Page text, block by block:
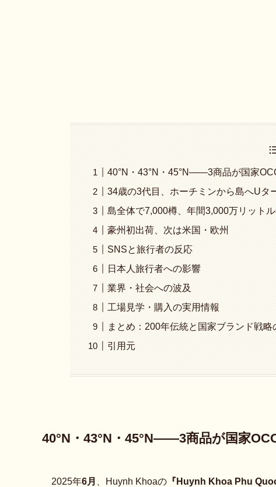
40°N・43°N・45°N――3商品が国家
34歳の3代目、ホーチミンから島へUタ
島全体で7,000樽、年間3,000万リット
豪州初出荷、次は米国・欧州
SNSと旅行者の反応
日本人旅行者への影響
業界・社会への波及
工場見学・購入の実用情報
まとめ：200年伝統と国家ブランド戦略
引用元
40°N・43°N・45°N――3商品が国家
2025年6月 、Huynh Khoaの 『Huynh Khoa Phu